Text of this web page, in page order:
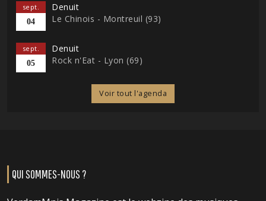
sept.
04
Denuit
Le Chinois - Montreuil (93)
sept.
05
Denuit
Rock n'Eat - Lyon (69)
Voir tout l'agenda
QUI SOMMES-NOUS ?